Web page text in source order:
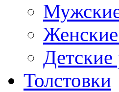
Толстовки